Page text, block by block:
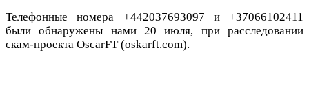
Телефонные номера +442037693097 и +37066102411
были обнаружены нами 20 июля, при расследовании
скам-проекта OscarFT (oskarft.com).